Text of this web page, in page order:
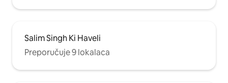
Salim Singh Ki Haveli
Preporučuje 9 lokalaca